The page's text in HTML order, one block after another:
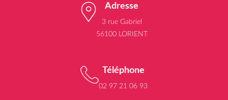
Adresse
3 rue Gabriel
56100 LORIENT
Téléphone
02 97 21 06 93